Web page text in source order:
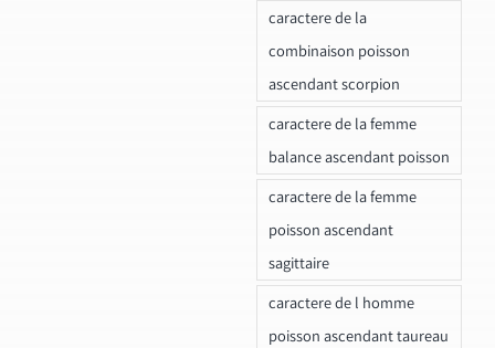
caractere de la
combinaison poisson
ascendant scorpion
caractere de la femme
balance ascendant poisson
caractere de la femme
poisson ascendant
sagittaire
caractere de l homme
poisson ascendant taureau